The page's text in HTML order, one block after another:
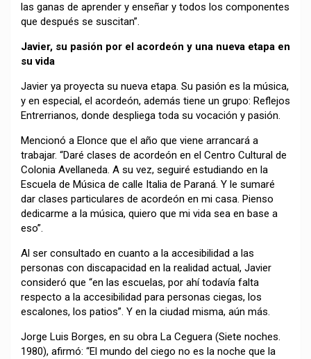
las ganas de aprender y enseñar y todos los componentes
que después se suscitan”.
Javier, su pasión por el acordeón y una nueva etapa en
su vida
Javier ya proyecta su nueva etapa. Su pasión es la música,
y en especial, el acordeón, además tiene un grupo: Reflejos
Entrerrianos, donde despliega toda su vocación y pasión.
Mencionó a Elonce que el año que viene arrancará a
trabajar. “Daré clases de acordeón en el Centro Cultural de
Colonia Avellaneda. A su vez, seguiré estudiando en la
Escuela de Música de calle Italia de Paraná. Y le sumaré
dar clases particulares de acordeón en mi casa. Pienso
dedicarme a la música, quiero que mi vida sea en base a
eso”.
Al ser consultado en cuanto a la accesibilidad a las
personas con discapacidad en la realidad actual, Javier
consideró que “en las escuelas, por ahí todavía falta
respecto a la accesibilidad para personas ciegas, los
escalones, los patios”. Y en la ciudad misma, aún más.
Jorge Luis Borges, en su obra La Ceguera (Siete noches.
1980), afirmó: “El mundo del ciego no es la noche que la